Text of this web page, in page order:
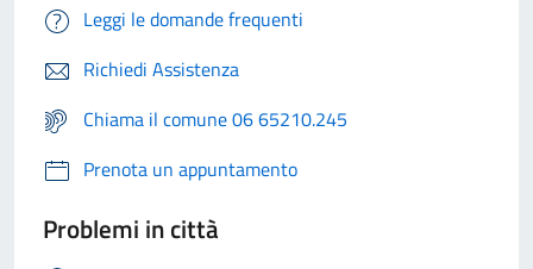
Leggi le domande frequenti
Richiedi Assistenza
Chiama il comune 06 65210.245
Prenota un appuntamento
Problemi in città